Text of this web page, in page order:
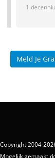
1
Meld Je
Copyright 2004-
Mogelijk gemaakt